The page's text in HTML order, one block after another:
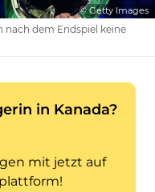
© Getty Images
nach dem Endspiel keine